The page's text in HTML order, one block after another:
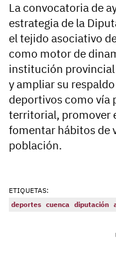
La convocatoria de
estrategia de la
el tejido asociativo
como motor de
institución
y ampliar su
deportivos como vía
territorial, promover
fomentar hábitos de
población.
ETIQUETAS:
deportes cuenca diputación